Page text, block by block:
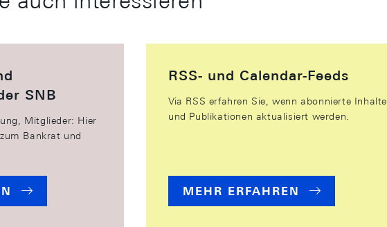
SNB
Mitglieder: Hier
Bankrat und
RSS- und Calendar-Feeds
Via RSS erfahren Sie, wenn abonnierte Inhalte
und Publikationen aktualisiert werden.
MEHR ERFAHREN